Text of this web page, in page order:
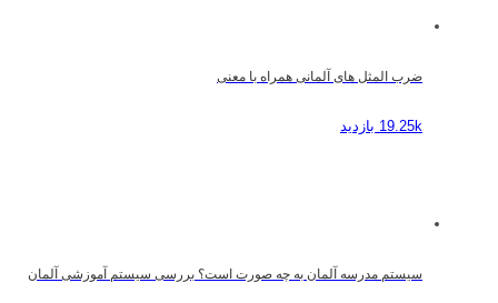
ضرب المثل های آلمانی همراه با معنی
19.25k بازدید
سیستم مدرسه آلمان به چه صورت است؟ بررسی سیستم آموزشی آلمان